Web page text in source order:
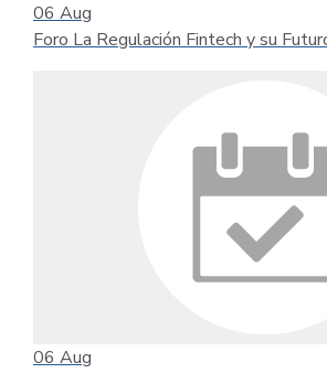
06 Aug
Foro La Regulación Fintech y su
06 Aug